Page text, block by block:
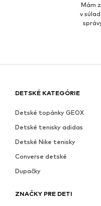
Mám
v
DETSKÉ KATEGÓRIE
Detské topánky GEOX
Detské tenisky adidas
Detské Nike tenisky
Converse detské
Dupačky
ZNAČKY PRE DETI